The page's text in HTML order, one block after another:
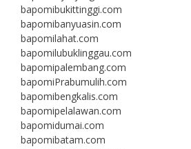
bapomibukittinggi.com
bapomibanyuasin.com
bapomilahat.com
bapomilubuklinggau.com
bapomipalembang.com
bapomiPrabumulih.com
bapomibengkalis.com
bapomipelalawan.com
bapomidumai.com
bapomibatam.com